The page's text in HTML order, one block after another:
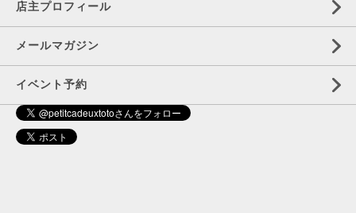
店主プロフィール
メールマガジン
イベント予約